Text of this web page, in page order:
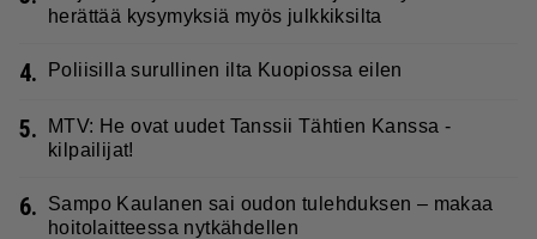
herättää kysymyksiä myös julkkiksilta
4. Poliisilla surullinen ilta Kuopiossa eilen
5.
MTV: He ovat uudet Tanssii Tähtien Kanssa -
kilpailijat!
6.
Sampo Kaulanen sai oudon tulehduksen – makaa
hoitolaitteessa nytkähdellen